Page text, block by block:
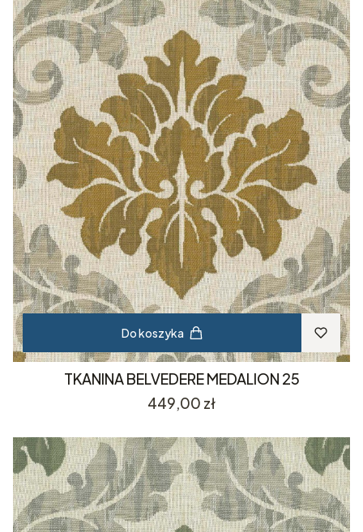
Do koszyka
TKANINA BELVEDERE MEDALION 25
Cena
449,00 zł